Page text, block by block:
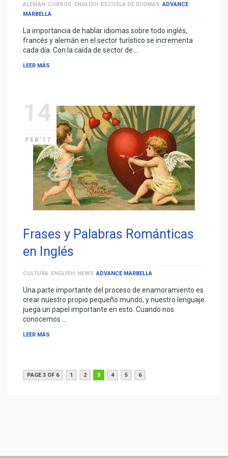
ALEMÁN CURSOS ENGLISH ESCUELA DE IDIOMAS ADVANCE
MARBELLA
La importancia de hablar idiomas sobre todo inglés,
francés y alemán en el sector turístico se incrementa
cada día. Con la caída de sector de …
LEER MÁS
14
FEB'17
Frases y Palabras Románticas
en Inglés
CULTURA ENGLISH NEWS ADVANCE MARBELLA
Una parte importante del proceso de enamoramiento es
crear nuestro propio pequeño mundo, y nuestro lenguaje
juega un papel importante en esto. Cuando nos
conocemos …
LEER MÁS
PAGE 3 OF 6 1 2 3 4 5 6